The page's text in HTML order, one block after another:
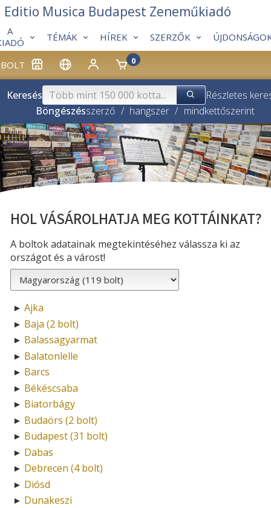
BOLT 0
A
TÉMÁK HÍREK SZERZŐK
Editio Musica Budapest Zeneműkiadó
Keresés
Részletes
Böngészésszerző / hangszer / mindkettőszerint
HOL VÁSÁROLHATJA MEG KOTTÁINKAT?
A boltok adatainak megtekintéséhez válassza ki az
országot és a várost!
► Ajka
► Baja (2 bolt)
► Balassagyarmat
► Balatonlelle
► Barcs
► Békéscsaba
► Biatorbágy
► Budaörs (2 bolt)
► Budapest (31 bolt)
► Dabas
► Debrecen (4 bolt)
► Diósd
► Dunakeszi